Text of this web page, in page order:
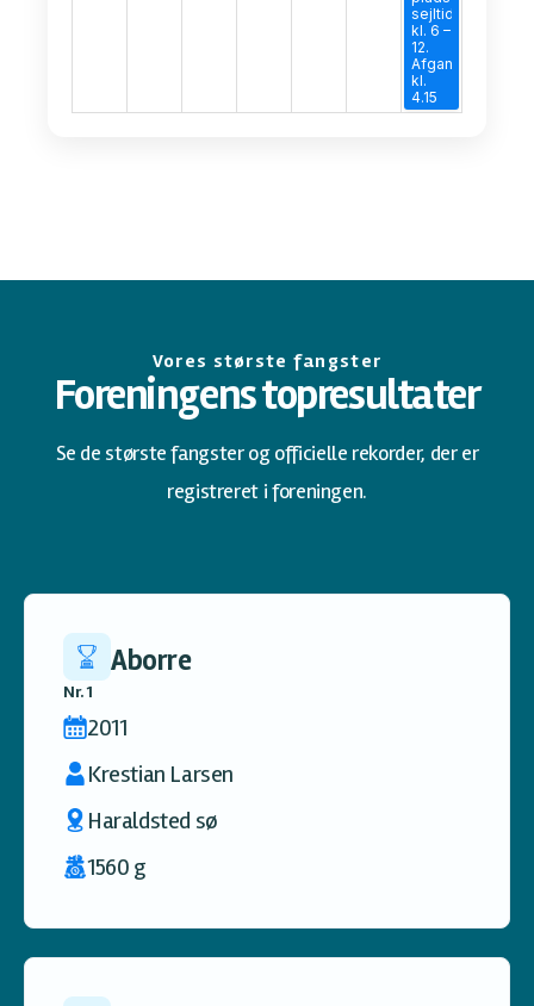
sejltid
kl. 6 –
12.
Afgang
kl.
4.15
Vores største fangster
Foreningens topresultater
Se de største fangster og officielle rekorder, der er
registreret i foreningen.
Aborre
Nr. 1
2011
Krestian Larsen
Haraldsted sø
1560 g